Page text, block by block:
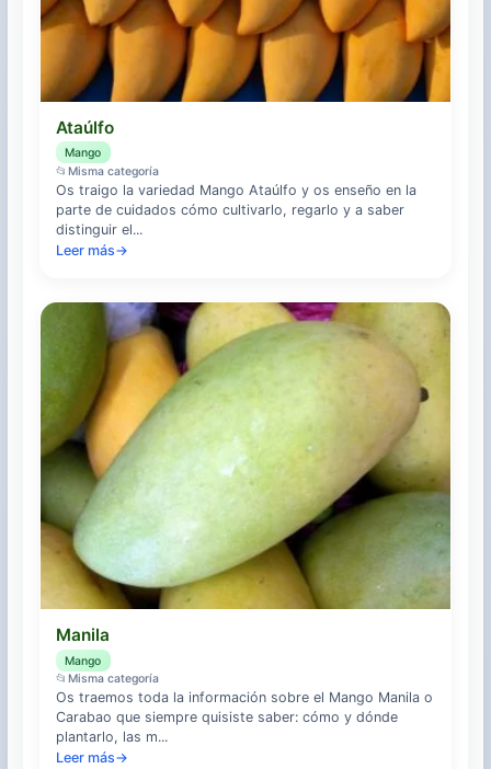
Ataúlfo
Mango
📂 Misma categoría
Os traigo la variedad Mango Ataúlfo y os enseño en la
parte de cuidados cómo cultivarlo, regarlo y a saber
distinguir el...
Leer más→
Manila
Mango
📂 Misma categoría
Os traemos toda la información sobre el Mango Manila o
Carabao que siempre quisiste saber: cómo y dónde
plantarlo, las m...
Leer más→